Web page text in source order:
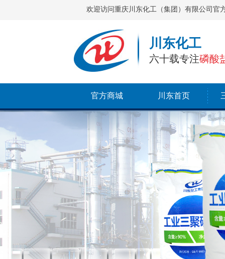
欢迎访问重庆川东化工（集团）有限公司官
川东化工
六十载专注磷酸
官方商城 川东首页